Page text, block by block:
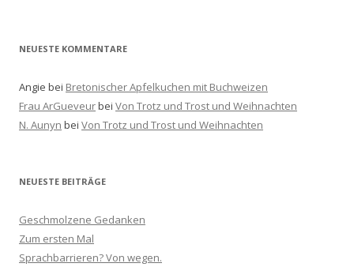
NEUESTE KOMMENTARE
Angie bei Bretonischer Apfelkuchen mit Buchweizen
Frau ArGueveurbei Von Trotz und Trost und Weihnachten
N. Aunyn bei Von Trotz und Trost und Weihnachten
NEUESTE BEITRÄGE
Geschmolzene Gedanken
Zum ersten Mal
Sprachbarrieren? Von wegen.